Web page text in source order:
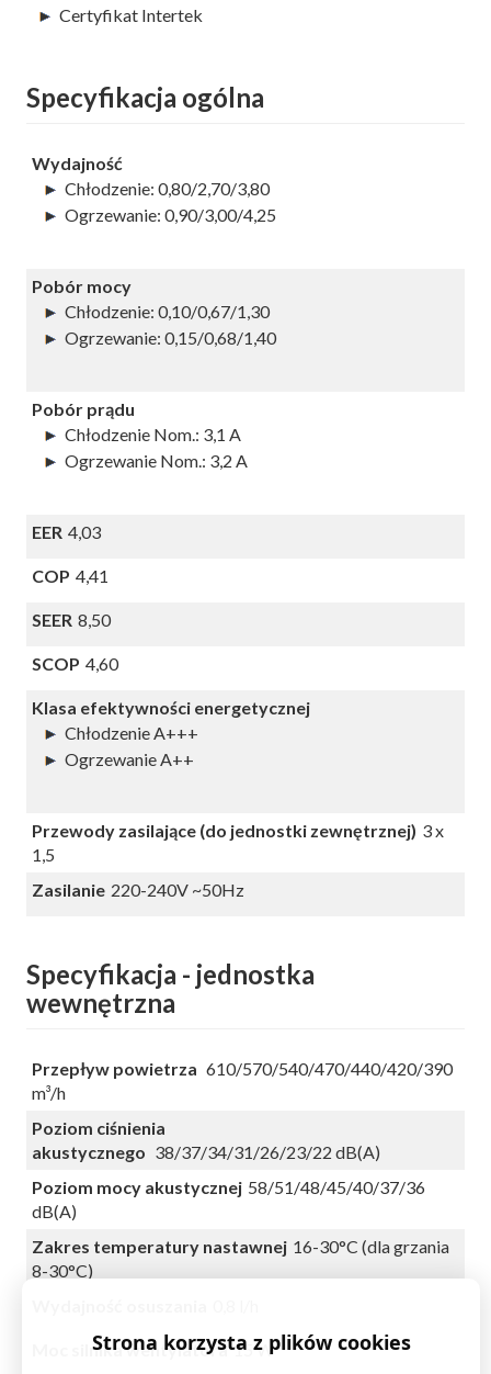
Certyfikat Intertek
Specyfikacja ogólna
Wydajność
Chłodzenie: 0,80/2,70/3,80
Ogrzewanie: 0,90/3,00/4,25
Pobór mocy
Chłodzenie: 0,10/0,67/1,30
Ogrzewanie: 0,15/0,68/1,40
Pobór prądu
Chłodzenie Nom.: 3,1 A
Ogrzewanie Nom.: 3,2 A
EER 4,03
COP 4,41
SEER 8,50
SCOP 4,60
Klasa efektywności energetycznej
Chłodzenie A+++
Ogrzewanie A++
Przewody zasilające (do jednostki zewnętrznej) 3 x
1,5
Zasilanie 220-240V ~50Hz
Specyfikacja - jednostka
wewnętrzna
Przepływ powietrza 610/570/540/470/440/420/390
m³/h
Poziom ciśnienia
akustycznego 38/37/34/31/26/23/22 dB(A)
Poziom mocy akustycznej 58/51/48/45/40/37/36
dB(A)
Zakres temperatury nastawnej 16-30°C (dla grzania
8-30°C)
Moc silnika wentylatora 15 W
Strona korzysta z plików cookies